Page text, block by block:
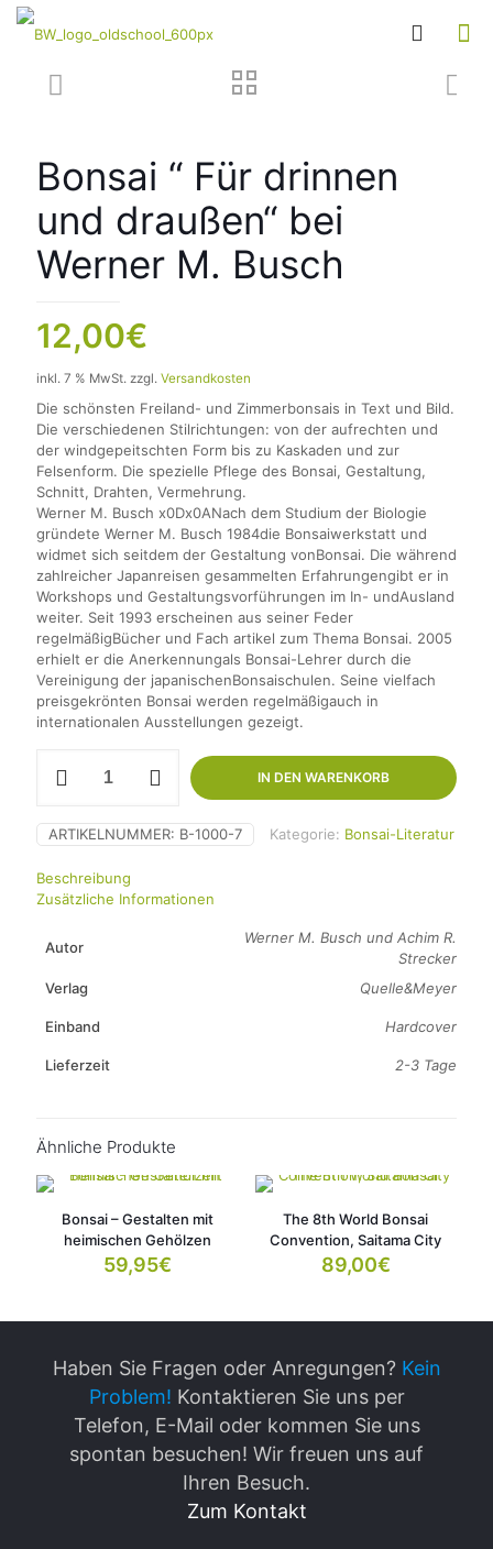
Bonsai “ Für drinnen
und draußen“ bei
Werner M. Busch
12,00€
inkl. 7 % MwSt. zzgl. Versandkosten
Die schönsten Freiland- und Zimmerbonsais in Text und Bild.
Die verschiedenen Stilrichtungen: von der aufrechten und
der windgepeitschten Form bis zu Kaskaden und zur
Felsenform. Die spezielle Pflege des Bonsai, Gestaltung,
Schnitt, Drahten, Vermehrung.
Werner M. Busch x0Dx0ANach dem Studium der Biologie
gründete Werner M. Busch 1984die Bonsaiwerkstatt und
widmet sich seitdem der Gestaltung vonBonsai. Die während
zahlreicher Japanreisen gesammelten Erfahrungengibt er in
Workshops und Gestaltungsvorführungen im In- undAusland
weiter. Seit 1993 erscheinen aus seiner Feder
regelmäßigBücher und Fach artikel zum Thema Bonsai. 2005
erhielt er die Anerkennungals Bonsai-Lehrer durch die
Vereinigung der japanischenBonsaischulen. Seine vielfach
preisgekrönten Bonsai werden regelmäßigauch in
internationalen Ausstellungen gezeigt.
drinnen
und
bei
Werner
Busch
IN DEN WARENKORB
ARTIKELNUMMER: B-1000-7 Kategorie: Bonsai-Literatur
Beschreibung
Zusätzliche Informationen
Autor
Werner M. Busch und Achim R.
Strecker
Verlag
Quelle&Meyer
Einband Hardcover
Lieferzeit 2-3 Tage
Ähnliche Produkte
Bonsai – Gestalten mit
heimischen Gehölzen
59,95€
The 8th World Bonsai
Convention, Saitama City
89,00€
Haben Sie Fragen oder Anregungen? Kein
Problem! Kontaktieren Sie uns per
Telefon, E-Mail oder kommen Sie uns
spontan besuchen! Wir freuen uns auf
Ihren Besuch.
Zum Kontakt